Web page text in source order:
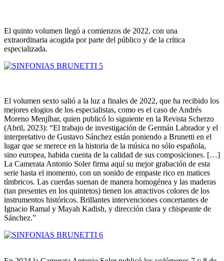
El quinto volumen llegó a comienzos de 2022, con una
extraordinaria acogida por parte del público y de la crítica
especializada.
El volumen sexto salió a la luz a finales de 2022, que ha recibido los
mejores elogios de los especialistas, como es el caso de Andrés
Moreno Menjíbar, quien publicó lo siguiente en la Revista Scherzo
(Abril, 2023): “El trabajo de investigación de Germán Labrador y el
interpretativo de Gustavo Sánchez están poniendo a Brunetti en el
lugar que se merece en la historia de la música no sólo española,
sino europea, habida cuenta de la calidad de sus composiciones. […]
La Camerata Antonio Soler firma aquí su mejor grabación de esta
serie hasta el momento, con un sonido de empaste rico en matices
tímbricos. Las cuerdas suenan de manera homogénea y las maderas
(tan presentes en los quintetos) tienen los atractivos colores de los
instrumentos históricos. Brillantes intervenciones concertantes de
Ignacio Ramal y Mayah Kadish, y dirección clara y chispeante de
Sánchez.”